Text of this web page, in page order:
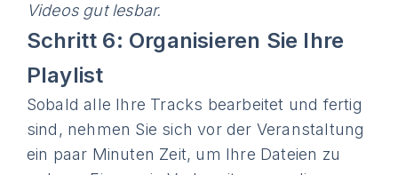
Videos gut lesbar.
Schritt 6: Organisieren Sie Ihre
Playlist
Sobald alle Ihre Tracks bearbeitet und fertig
sind, nehmen Sie sich vor der Veranstaltung
ein paar Minuten Zeit, um Ihre Dateien zu